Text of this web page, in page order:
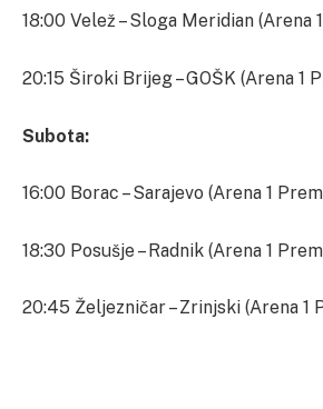
18:00 Velež – Sloga Meridian (Arena
20:15 Široki Brijeg – GOŠK (Arena 1
Subota:
16:00 Borac – Sarajevo (Arena 1
18:30 Posušje – Radnik (Arena 1
20:45 Željezničar – Zrinjski (Arena 1